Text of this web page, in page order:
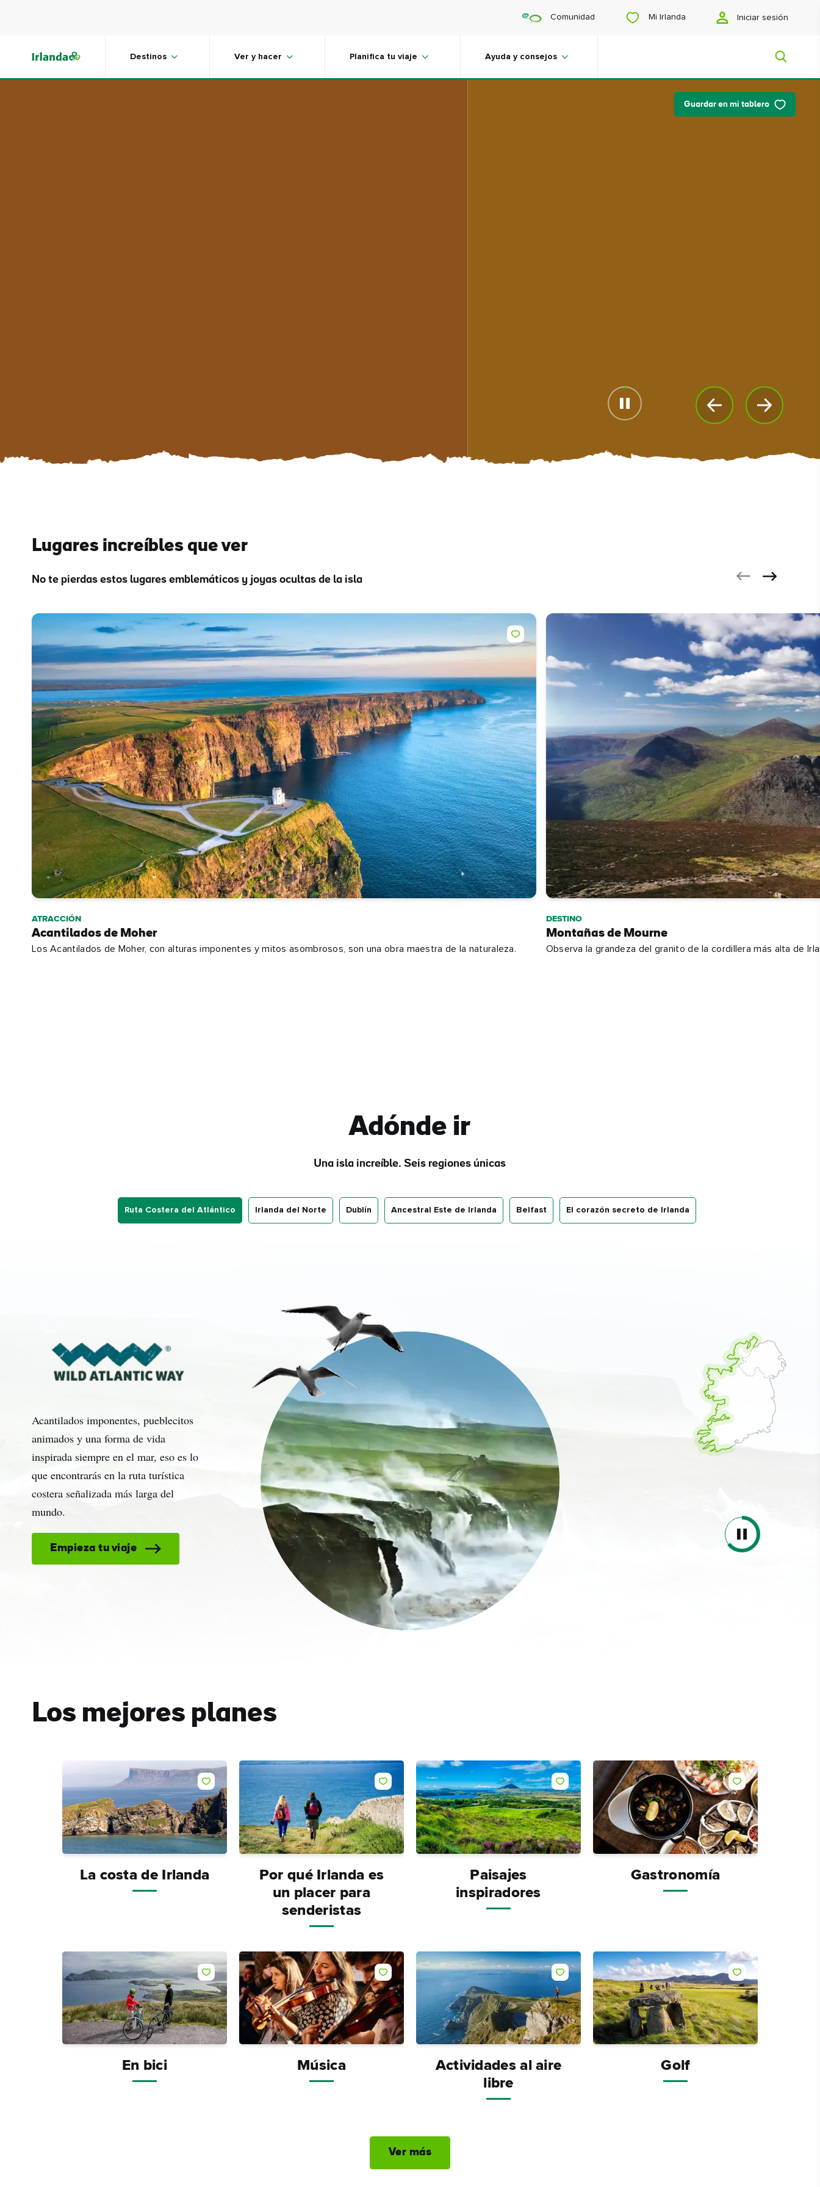
Comunidad Mi Irlanda Iniciar sesión
Destinos Ver y hacer Planifica tu viaje Ayuda y consejos
Guardar en mi tablero
Apellidos
Correo
electrónico
Entiendo que al registrarme, recibiré contenido personalizado por
correo electrónico basado en mi uso del sitio web de Turismo de
Irlanda, emails y publicidad de Turismo de Irlanda en otros sitios web,
cookies y píxeles de seguimiento. Puede darse de baja en cualquier
momento haciendo clic en "darse de baja" en nuestros correos
electrónicos. Encontrará más información sobre "Cómo utilizamos sus
datos personales" en nuestra
política de privacidad
¡Suscríbete!
Lugares increíbles que ver
No te pierdas estos lugares emblemáticos y joyas ocultas de la isla
ATRACCIÓN
Acantilados de Moher
Los Acantilados de Moher, con alturas imponentes y mitos asombrosos, son una obra maestra de la naturaleza.
DESTINO
Montañas de Mourne
Observa la grandeza del granito de la cordillera más alta de
Adónde ir
Una isla increíble. Seis regiones únicas
Ruta Costera del Atlántico Irlanda del Norte Dublín Ancestral Este de Irlanda Belfast El corazón secreto de Irlanda
Acantilados imponentes, pueblecitos
animados y una forma de vida
inspirada siempre en el mar, eso es lo
que encontrarás en la ruta turística
costera señalizada más larga del
mundo.
Empieza tu viaje
Los mejores planes
Me gusta
La costa de Irlanda
Me gusta
Por qué Irlanda es
un placer para
senderistas
Me gusta
Paisajes
inspiradores
Me gusta
Gastronomía
Me gusta
En bici
Me gusta
Música
Me gusta
Actividades al aire
libre
Me gusta
Golf
Ver más